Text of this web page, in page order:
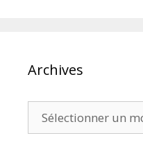
Archives